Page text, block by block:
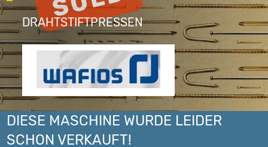
DRAHTSTIFTPRESSEN
DIESE MASCHINE WURDE LEIDER
SCHON VERKAUFT!